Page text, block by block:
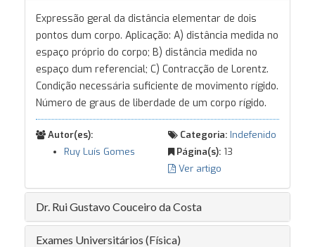
Expressão geral da distância elementar de dois
pontos dum corpo. Aplicação: A) distância medida no
espaço próprio do corpo; B) distância medida no
espaço dum referencial; C) Contracção de Lorentz.
Condição necessária suficiente de movimento rígido.
Número de graus de liberdade de um corpo rígido.
Autor(es):
Ruy Luís Gomes
Categoria: Indefenido
Página(s): 13
Ver artigo
Dr. Rui Gustavo Couceiro da Costa
Exames Universitários (Física)